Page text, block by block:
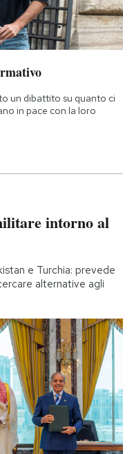
un dibattito su quanto ci
in pace con la loro
intorno al
e Turchia: prevede
alternative agli